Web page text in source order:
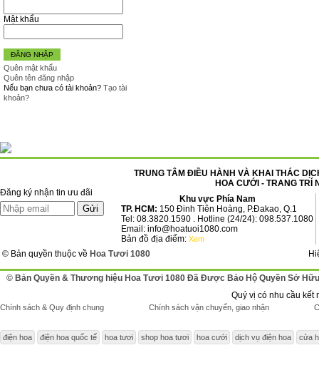
Mật khẩu
ĐĂNG NHẬP
Quên mật khẩu
Quên tên đăng nhập
Nếu bạn chưa có tài khoản? Tạo tài
khoản?
Đăng ký nhận tin ưu đãi
TRUNG TÂM ĐIỀU HÀNH VÀ KHAI THÁC
HOA CƯỚI - TRANG TRÍ
Khu vực Phía Nam
TP. HCM: 150 Đinh Tiên Hoàng, P.Đakao, Q.1
Tel: 08.3820.1590 . Hotline (24/24): 098.537.1080
Email: info@hoatuoi1080.com
Bản đồ địa điểm: Xem
© Bản quyền thuộc về Hoa Tươi 1080
© Bản Quyền & Thương hiệu Hoa Tươi 1080 Đã Được Bảo Hộ Quyền Sở Hữu
Quý vị có nhu cầu kết
Chính sách & Quy định chung Chính sách vận chuyển, giao nhận
điện hoa điện hoa quốc tế hoa tươi shop hoa tươi hoa cưới dịch vụ điện hoa cửa